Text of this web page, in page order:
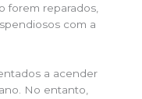
forem reparados,
com a
a acender
No entanto,